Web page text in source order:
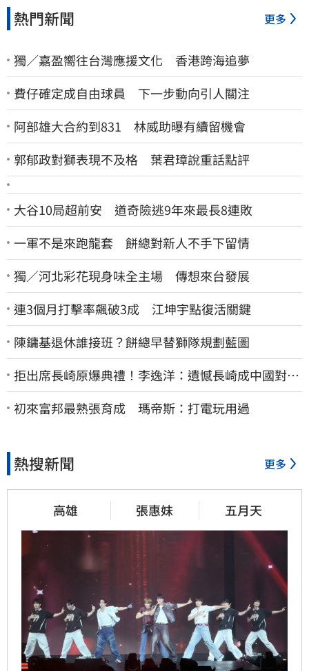
熱門新聞 更多
獨／嘉盈嚮往台灣應援文化 香港跨海追夢
費仔確定成自由球員 下一步動向引人關注
阿部雄大合約到831 林威助曝有續留機會
郭郁政對獅表現不及格 葉君璋說重話點評
大谷10局超前安 道奇險逃9年來最長8連敗
一軍不是來跑龍套 餅總對新人不手下留情
獨／河北彩花現身味全主場 傳想來台發展
連3個月打擊率飆破3成 江坤宇點復活關鍵
陳鏞基退休誰接班？餅總早替獅隊規劃藍圖
拒出席長崎原爆典禮！李逸洋：遺憾長崎成中國對台
實施法律戰的執行工具
初來富邦最熟張育成 瑪帝斯：打電玩用過
熱搜新聞 更多
高雄 張惠妹 五月天